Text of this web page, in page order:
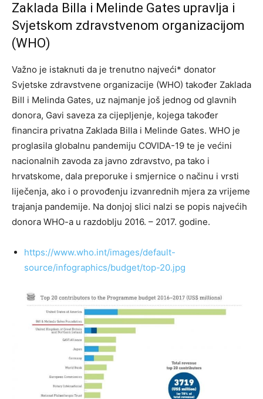
Zaklada Billa i Melinde Gates upravlja i
Svjetskom zdravstvenom organizacijom
(WHO)
Važno je istaknuti da je trenutno najveći* donator
Svjetske zdravstvene organizacije (WHO) također Zaklada
Bill i Melinda Gates, uz najmanje još jednog od glavnih
donora, Gavi saveza za cijepljenje, kojega također
financira privatna Zaklada Billa i Melinde Gates. WHO je
proglasila globalnu pandemiju COVIDA-19 te je većini
nacionalnih zavoda za javno zdravstvo, pa tako i
hrvatskome, dala preporuke i smjernice o načinu i vrsti
liječenja, ako i o provođenju izvanrednih mjera za vrijeme
trajanja pandemije. Na donjoj slici nalzi se popis najvećih
donora WHO-a u razdoblju 2016. – 2017. godine.
https://www.who.int/images/default-
source/infographics/budget/top-20.jpg